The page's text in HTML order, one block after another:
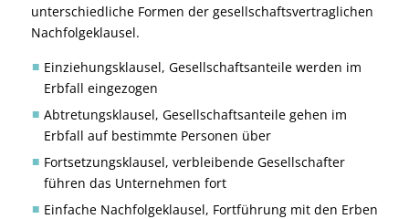
unterschiedliche Formen der gesellschaftsvertraglichen
Nachfolgeklausel.
Einziehungsklausel, Gesellschaftsanteile werden im
Erbfall eingezogen
Abtretungsklausel, Gesellschaftsanteile gehen im
Erbfall auf bestimmte Personen über
Fortsetzungsklausel, verbleibende Gesellschafter
führen das Unternehmen fort
Einfache Nachfolgeklausel, Fortführung mit den Erben